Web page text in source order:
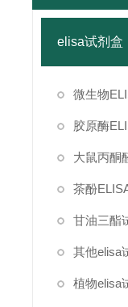
elisa试剂盒
微生物
胶原酶
大鼠丙酮
茶酚
甘油三酯
其他elisa
植物elisa